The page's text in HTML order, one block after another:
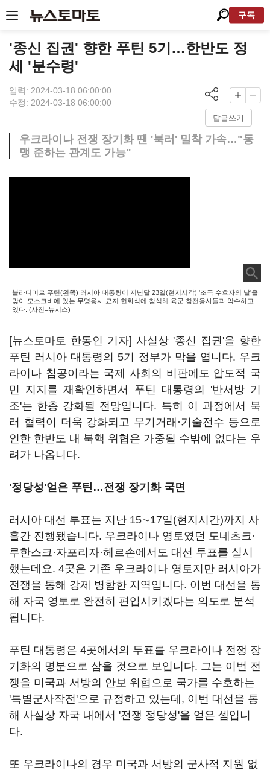
구독
'종신 집권' 향한 푸틴 5기…한반도 정
세 '분수령'
입력: 2024-03-18 06:00:00
수정: 2024-03-18 06:00:00
답글쓰기
우크라이나 전쟁 장기화 땐 '북러' 밀착 가속…"동
맹 준하는 관계도 가능"
블라디미르 푸틴(왼쪽) 러시아 대통령이 지난달 23일(현지시각) '조국 수호자의 날'을
맞아 모스크바에 있는 무명용사 묘지 헌화식에 참석해 육군 참전용사들과 악수하고
있다. (사진=뉴시스)
[뉴스토마토 한동인 기자] 사실상 '종신 집권'을 향한
푸틴 러시아 대통령의 5기 정부가 막을 엽니다. 우크
라이나 침공이라는 국제 사회의 비판에도 압도적 국
민 지지를 재확인하면서 푸틴 대통령의 '반서방 기
조'는 한층 강화될 전망입니다. 특히 이 과정에서 북
러 협력이 더욱 강화되고 무기거래·기술전수 등으로
인한 한반도 내 북핵 위협은 가중될 수밖에 없다는 우
려가 나옵니다.
'정당성'얻은 푸틴…전쟁 장기화 국면
러시아 대선 투표는 지난 15∼17일(현지시간)까지 사
흘간 진행됐습니다. 우크라이나 영토였던 도네츠크·
루한스크·자포리자·헤르손에서도 대선 투표를 실시
했는데요. 4곳은 기존 우크라이나 영토지만 러시아가
전쟁을 통해 강제 병합한 지역입니다. 이번 대선을 통
해 자국 영토로 완전히 편입시키겠다는 의도로 분석
됩니다.
푸틴 대통령은 4곳에서의 투표를 우크라이나 전쟁 장
기화의 명분으로 삼을 것으로 보입니다. 그는 이번 전
쟁을 미국과 서방의 안보 위협으로 국가를 수호하는
'특별군사작전'으로 규정하고 있는데, 이번 대선을 통
해 사실상 자국 내에서 '전쟁 정당성'을 얻은 셈입니
다.
또 우크라이나의 경우 미국과 서방의 군사적 지원 없